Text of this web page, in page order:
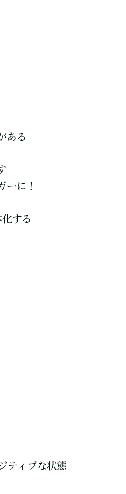
ある
ーに！
する
ティブな状態